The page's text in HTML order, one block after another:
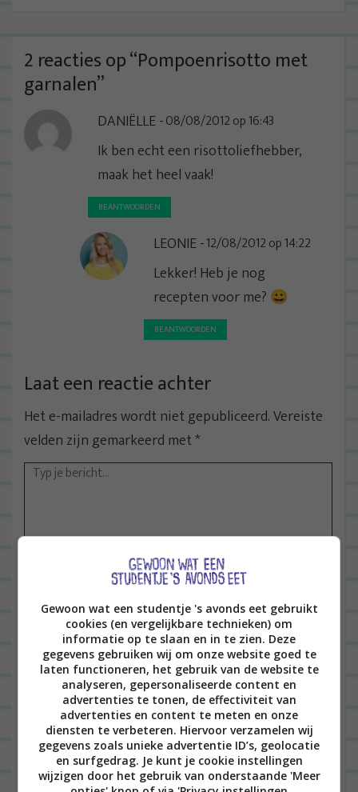
t
n
a
v
i
2 reacties op “Pompoenrisotto met
garnalen”
DANIËLLE 08/08/2012 op 16:43
Ik ben echt een risottoliefhebber,
maak het heel vaak!
BEANTWOORDEN
LEONIE 12/08/2012 op 14:22
Lekker! Heb je nog
recepten voor me? 😀
BEANTWOORDEN
Laat een reactie achter
Het e-mailadres wordt niet gepubliceerd.Vereiste
velden zijn gemarkeerd met*
E-mail*
Site
Gewoon wat een studentje 's avonds eet gebruikt
cookies (en vergelijkbare technieken) om
informatie op te slaan en in te zien. Deze
gegevens gebruiken wij om onze website goed te
laten functioneren, het gebruik van de website te
analyseren, gepersonaliseerde content en
advertenties te tonen, de effectiviteit van
advertenties en content te meten en onze
diensten te verbeteren. Hiervoor verzamelen wij
gegevens zoals unieke advertentie ID’s, geolocatie
en surfgedrag. Je kunt je cookie instellingen
wijzigen door het gebruik van onderstaande 'Meer